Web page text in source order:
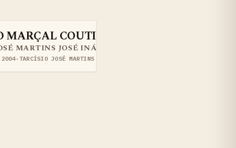
MARÇAL COUTINHO
MARTINS JOSÉ INÁCIO MARÇAL COUTINHO
2004· TARCÍSIO JOSÉ MARTINS